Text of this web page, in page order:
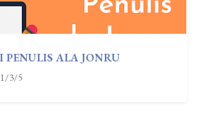
PENULIS ALA JONRU
3/5